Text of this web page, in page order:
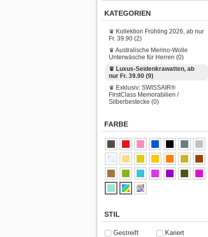
KATEGORIEN
♛ Kollektion Frühling 2026, ab nur
Fr. 39.90 (2)
♛ Australische Merino-Wolle
Unterwäsche für Herren (0)
♛ Luxus-Seidenkrawatten, ab
nur Fr. 39.90 (9)
♛ Exklusiv: SWISSAIR®
FirstClass Memorabilien /
Silberbestecke (0)
FARBE
STIL
Gestreift
Kariert